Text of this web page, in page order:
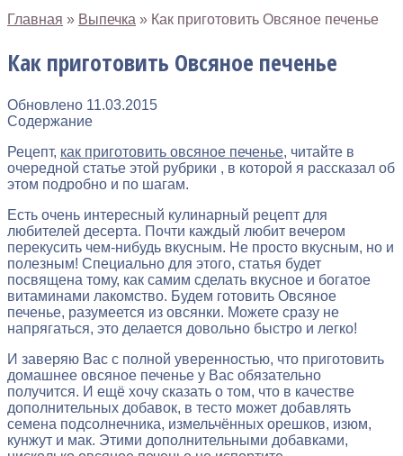
Главная » Выпечка » Как приготовить Овсяное печенье
Как приготовить Овсяное печенье
Обновлено 11.03.2015
Содержание
Рецепт, как приготовить овсяное печенье, читайте в
очередной статье этой рубрики , в которой я рассказал об
этом подробно и по шагам.
Есть очень интересный кулинарный рецепт для
любителей десерта. Почти каждый любит вечером
перекусить чем-нибудь вкусным. Не просто вкусным, но и
полезным! Специально для этого, статья будет
посвящена тому, как самим сделать вкусное и богатое
витаминами лакомство. Будем готовить Овсяное
печенье, разумеется из овсянки. Можете сразу не
напрягаться, это делается довольно быстро и легко!
И заверяю Вас с полной уверенностью, что приготовить
домашнее овсяное печенье у Вас обязательно
получится. И ещё хочу сказать о том, что в качестве
дополнительных добавок, в тесто может добавлять
семена подсолнечника, измельчённых орешков, изюм,
кунжут и мак. Этими дополнительными добавками,